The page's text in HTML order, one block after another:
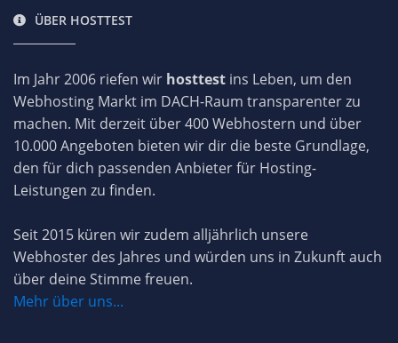
ÜBER HOSTTEST
Im Jahr 2006 riefen wir hosttest ins Leben, um den
Webhosting Markt im DACH-Raum transparenter zu
machen. Mit derzeit über 400 Webhostern und über
10.000 Angeboten bieten wir dir die beste Grundlage,
den für dich passenden Anbieter für Hosting-
Leistungen zu finden.
Seit 2015 küren wir zudem alljährlich unsere
Webhoster des Jahres und würden uns in Zukunft auch
über deine Stimme freuen.
Mehr über uns...